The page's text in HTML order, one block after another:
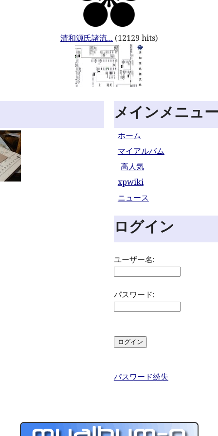
清和源氏諸流... (12129 hits)
メインメニュ
ホーム
マイアルバム
高人気
xpwiki
ニュース
ログイン
ユーザー名:
パスワード:
パスワード紛失